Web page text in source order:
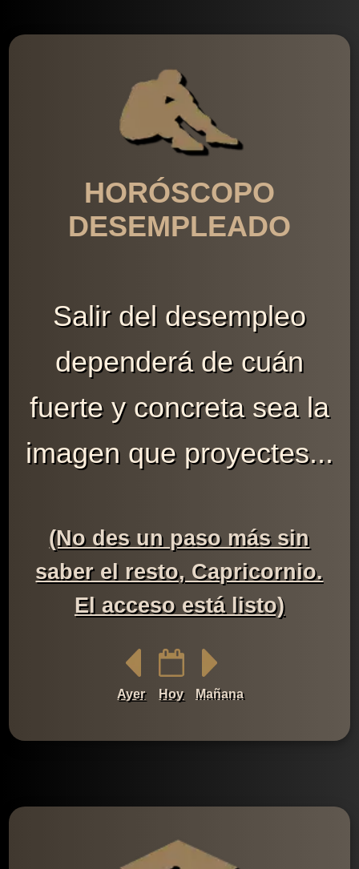
HORÓSCOPO
DESEMPLEADO
Salir del desempleo
dependerá de cuán
fuerte y concreta sea la
imagen que proyectes...
(No des un paso más sin
saber el resto, Capricornio.
El acceso está listo)
Ayer Hoy Mañana